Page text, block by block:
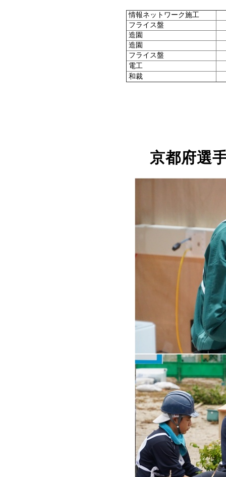
情報ネットワーク施工
フライス盤
造園
造園
フライス盤
電工
和裁
京都府選